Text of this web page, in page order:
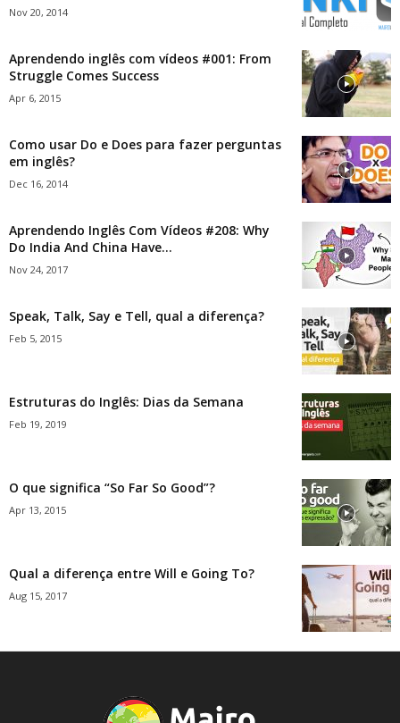
Nov 20, 2014
Aprendendo inglês com vídeos #001: From
Struggle Comes Success
Apr 6, 2015
Como usar Do e Does para fazer perguntas
em inglês?
Dec 16, 2014
Aprendendo Inglês Com Vídeos #208: Why
Do India And China Have...
Nov 24, 2017
Speak, Talk, Say e Tell, qual a diferença?
Feb 5, 2015
Estruturas do Inglês: Dias da Semana
Feb 19, 2019
O que significa “So Far So Good”?
Apr 13, 2015
Qual a diferença entre Will e Going To?
Aug 15, 2017